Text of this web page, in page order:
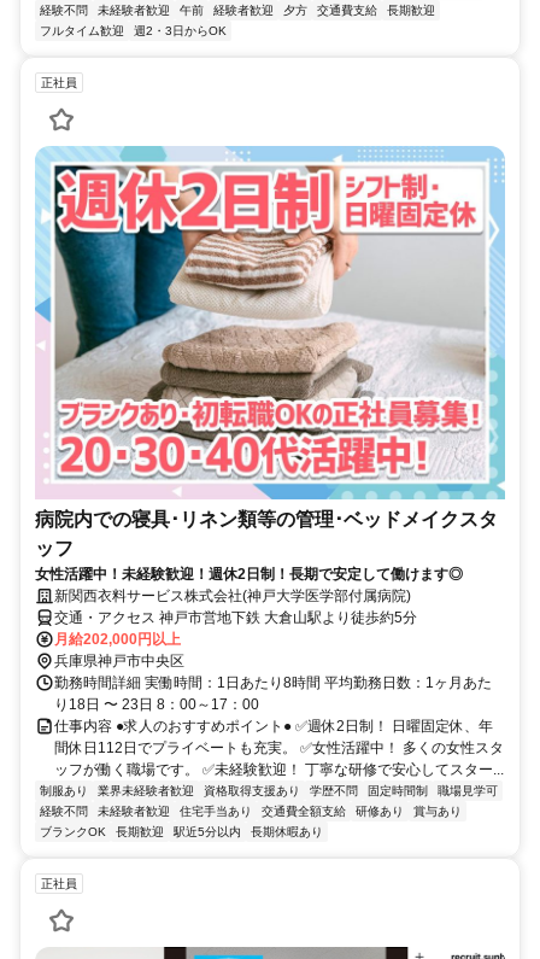
経験不問
未経験者歓迎 午前 経験者歓迎 夕方 交通費支給
長期歓迎
フルタイム歓迎
週2・3日からOK
正社員
病院内での寝具･リネン類等の管理･ベッドメイクスタ
ッフ
女性活躍中！未経験歓迎！週休2日制！長期で安定して働けます◎
新関西衣料サービス株式会社(神戸大学医学部付属病院)
交通・アクセス 神戸市営地下鉄 大倉山駅より徒歩約5分
月給202,000円以上
兵庫県神戸市中央区
勤務時間詳細 実働時間：1日あたり8時間 平均勤務日数：1ヶ月あた
り18日 〜 23日 8：00～17：00
仕事内容 ●求人のおすすめポイント● ✅週休2日制！ 日曜固定休、年
間休日112日でプライベートも充実。 ✅女性活躍中！ 多くの女性スタ
ッフが働く職場です。 ✅未経験歓迎！ 丁寧な研修で安心してスター...
制服あり 業界未経験者歓迎 資格取得支援あり 学歴不問 固定時間制
職場見学可
経験不問
未経験者歓迎 住宅手当あり 交通費全額支給 研修あり
賞与あり
ブランクOK
長期歓迎 駅近5分以内 長期休暇あり
正社員